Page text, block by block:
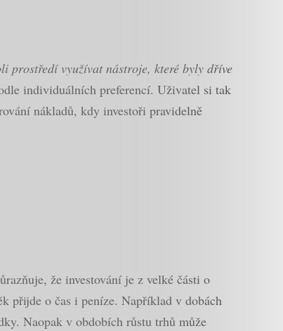
prostředí využívat nástroje, které byly dříve
individuálních preferencí. Uživatel si tak
nákladů, kdy investoři pravidelně
že investování je z velké části o
přijde o čas i peníze. Například v dobách
Naopak v obdobích růstu trhů může